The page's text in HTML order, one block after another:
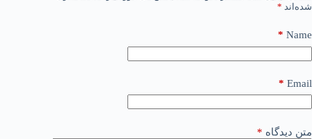
شده‌اند *
Name
*
Email
*
متن دیدگاه *